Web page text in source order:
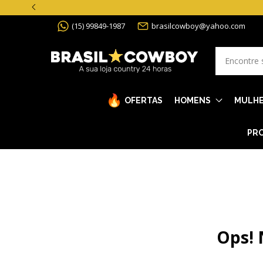
(15) 99849-1987 brasilcowboy@yahoo.com
OFERTAS HOMENS
Ops!